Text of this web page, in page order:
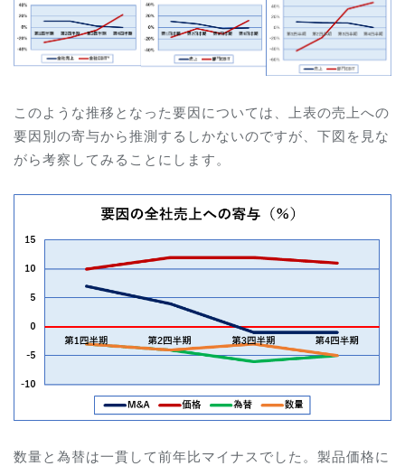
このような推移となった要因については、上表の売上への
要因別の寄与から推測するしかないのですが、下図を見な
がら考察してみることにします。
数量と為替は一貫して前年比マイナスでした。製品価格に